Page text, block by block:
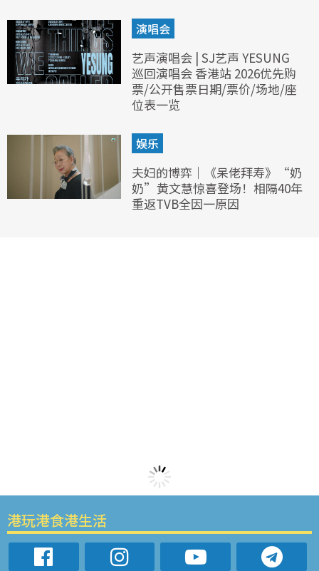
演唱会
艺声演唱会 | SJ艺声 YESUNG
巡回演唱会 香港站 2026优先购
票/公开售票日期/票价/场地/座
位表一览
娱乐
夫妇的博弈｜《呆佬拜寿》“奶
奶”黄文慧惊喜登场！相隔40年
重返TVB全因一原因
港玩港食港生活